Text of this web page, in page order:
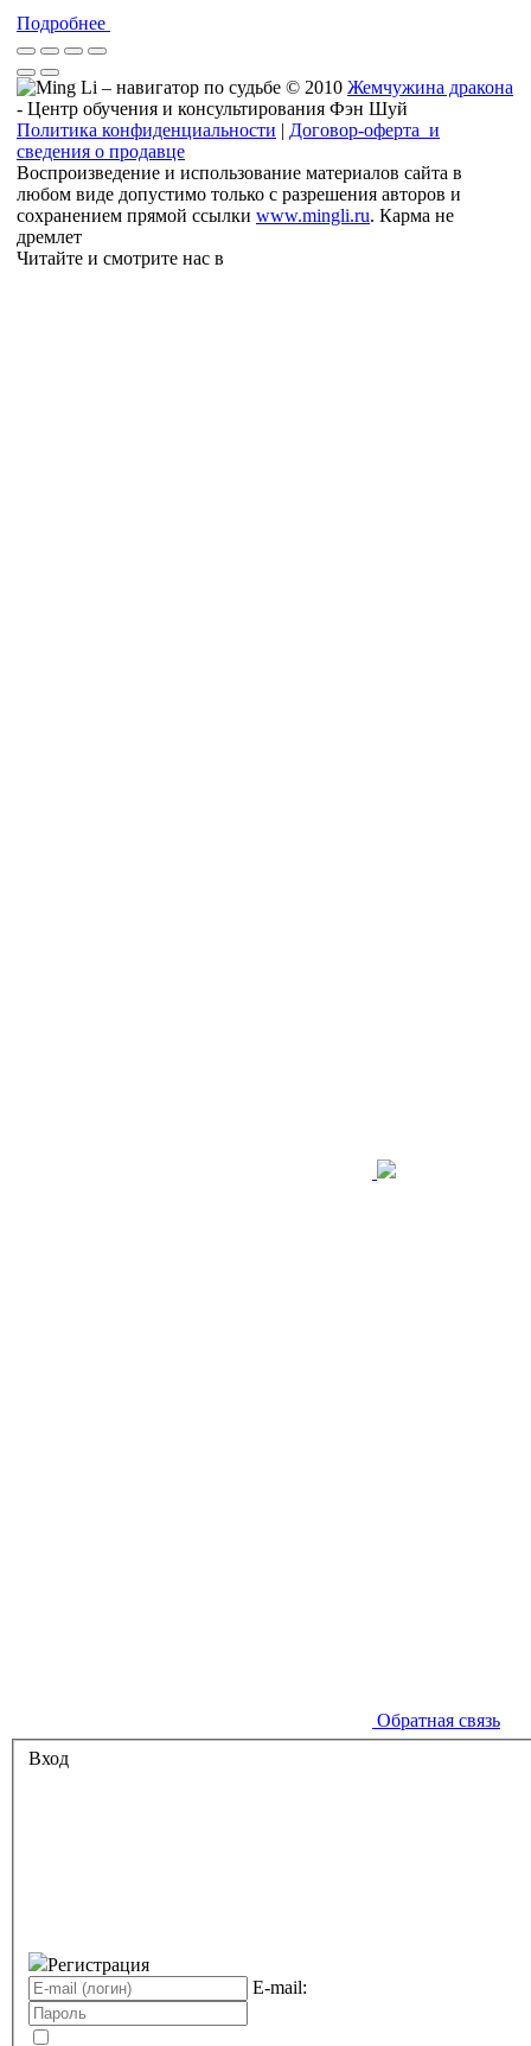
Подробнее
© 2010 Жемчужина дракона
- Центр обучения и консультирования Фэн Шуй
Политика конфиденциальности | Договор-оферта и
сведения о продавце
Воспроизведение и использование материалов сайта в
любом виде допустимо только с разрешения авторов и
сохранением прямой ссылки www.mingli.ru. Карма не
дремлет
Читайте и смотрите нас в
Обратная связь
Вход
Регистрация
E-mail: